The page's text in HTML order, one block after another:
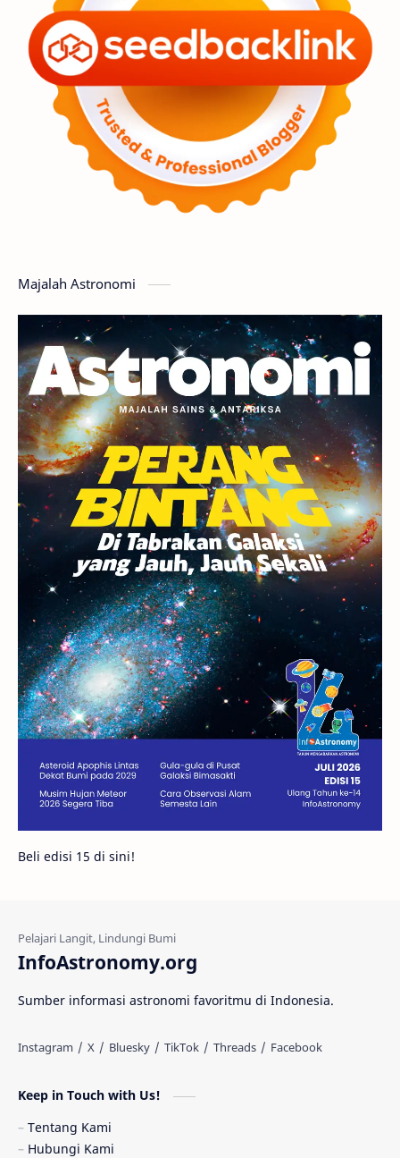
Penelitian Serba-serbi Satelit
Luar Angkasa Video Aurora
Supernova Nebula Sponsored
Mars Planet Katai
GMT 2016
Planet Kerdil Bumi Pengetahuan
Berita Hujan Meteor Satelit Alami
Rasi Bintang Teleskop Saturnus
GBT 2018 UFO Advertorial
Astrofotografi
Stasiun Luar Angkasa Internasional
Gugus Bintang Menarik Dibaca
Venus Pluto Galaksi Kerdil
Gambar Harian Titan
Bintang Neutron Hubble Tips
Juno Bintang Biner
Fakta Galaksi Spiral
Gerhana Matahari
Majalah Astronomi
Beli edisi 15 di sini!
InfoAstronomy.org
Sumber informasi astronomi favoritmu di Indonesia.
Keep in Touch with Us!
Tentang Kami
Hubungi Kami